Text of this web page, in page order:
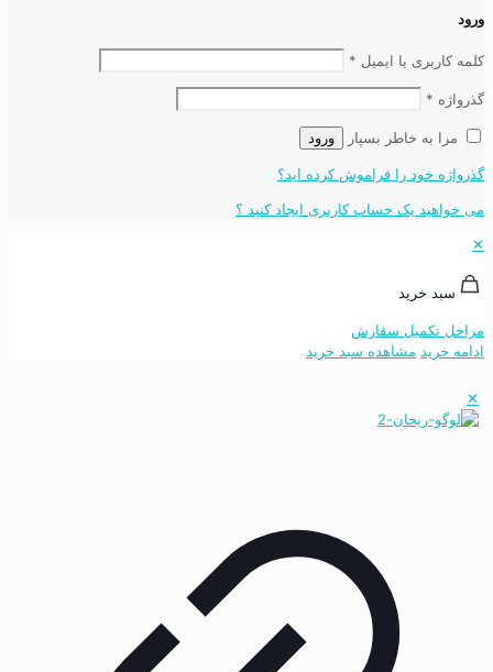
ورود
کلمه کاربری یا ایمیل *
گذرواژه *
مرا به خاطر بسپار ورود
گذرواژه خود را فراموش کرده اید؟
می خواهید یک حساب کاربری ایجاد کنید ؟
✕
سبد خرید
مراحل تکمیل سفارش
ادامه خرید مشاهده سبد خرید
✕